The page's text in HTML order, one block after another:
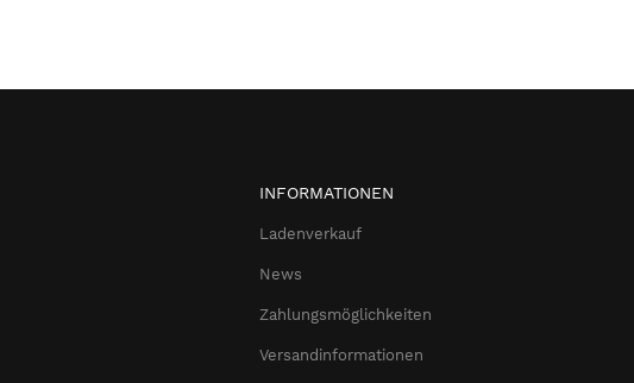
INFORMATIONEN
Ladenverkauf
News
Zahlungsmöglichkeiten
Versandinformationen